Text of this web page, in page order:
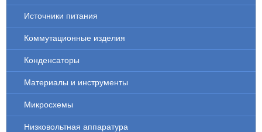
Источники питания
Коммутационные изделия
Конденсаторы
Материалы и инструменты
Микросхемы
Низковольтная аппаратура